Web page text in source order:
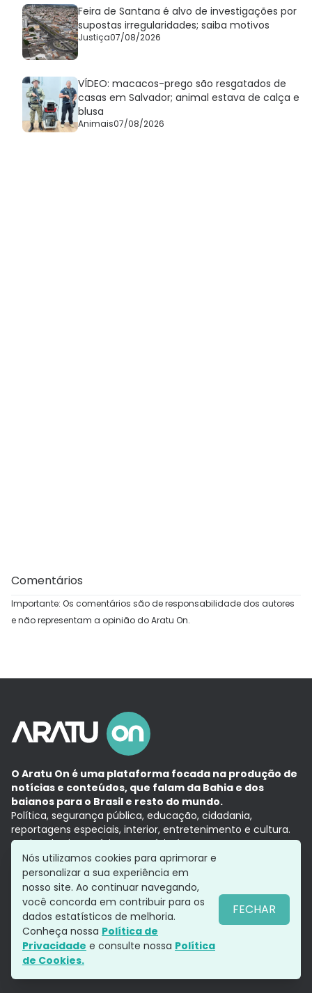
Feira de Santana é alvo de investigações por
supostas irregularidades; saiba motivos
Justiça07/08/2026
VÍDEO: macacos-prego são resgatados de
casas em Salvador; animal estava de calça e
blusa
Animais07/08/2026
Comentários
Importante: Os comentários são de responsabilidade dos autores
e não representam a opinião do Aratu On.
O Aratu On é uma plataforma focada na produção de
notícias e conteúdos, que falam da Bahia e dos
baianos para o Brasil e resto do mundo.
Política, segurança pública, educação, cidadania,
reportagens especiais, interior, entretenimento e cultura.
Aqui, tudo vira notícia e a notícia é no tempo presente,
com a credibilidade do Grupo Aratu.
Grupo Aratu
Política de privacidade
Siga-nos
Nós utilizamos cookies para aprimorar e
personalizar a sua experiência em
nosso site. Ao continuar navegando,
você concorda em contribuir para os
dados estatísticos de melhoria.
Conheça nossa Política de
Privacidade e consulte nossa Política
de Cookies.
FECHAR